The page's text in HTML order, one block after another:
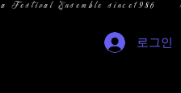
로그인